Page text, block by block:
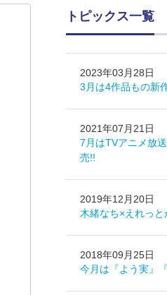
トピックス一覧
2023年03月28日
3月は4作品もの新
2021年07月21日
7月はTVアニメ放
売!!
2019年12月20日
木緒なち×えれっ
2018年09月25日
今月は『よう実』